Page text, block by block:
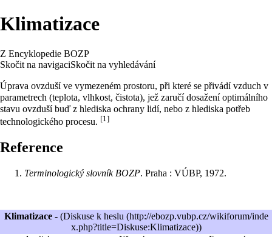
Klimatizace
Z Encyklopedie BOZP
Skočit na navigaciSkočit na vyhledávání
Úprava ovzduší ve vymezeném prostoru, při které se přivádí vzduch v
parametrech (teplota, vlhkost, čistota), jež zaručí dosažení optimálního
stavu ovzduší buď z hlediska ochrany lidí, nebo z hlediska potřeb
technologického procesu. [1]
Reference
Terminologický slovník BOZP. Praha : VÚBP, 1972.
Klimatizace- (Diskuse k heslu
)